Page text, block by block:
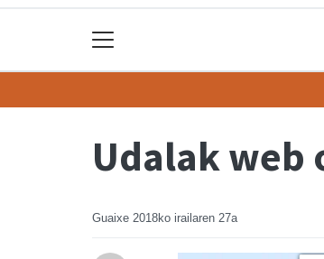
Udalak web
Guaixe 2018ko irailaren 27a